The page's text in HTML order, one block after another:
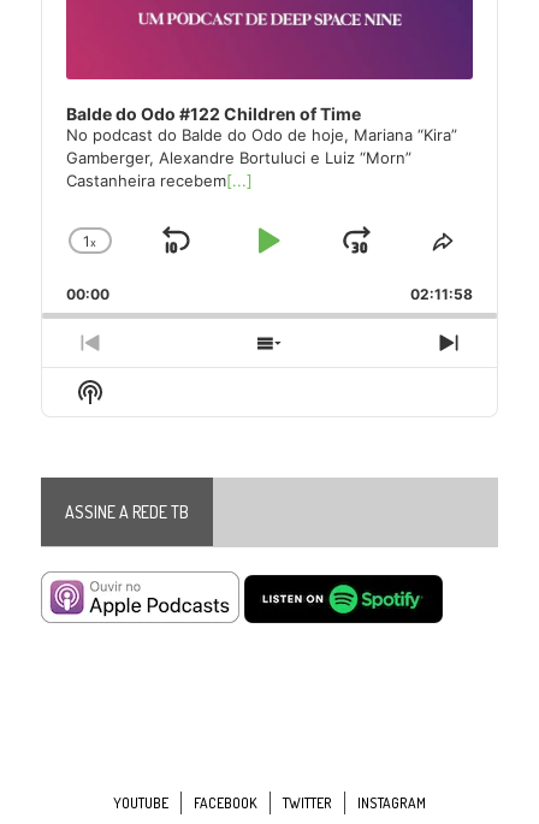
Balde do Odo #122 Children of Time
No podcast do Balde do Odo de hoje, Mariana “Kira”
Gamberger, Alexandre Bortuluci e Luiz “Morn”
Castanheira recebem[...]
Change
Rate
1x
Skip
Play
Jump
Forward
Share
Episode
00:00 02:11:58
Previous
Episode
Show
Episodes
Next
Episode
Show
Podcast
ASSINE A REDE TB
YOUTUBE FACEBOOK TWITTER INSTAGRAM